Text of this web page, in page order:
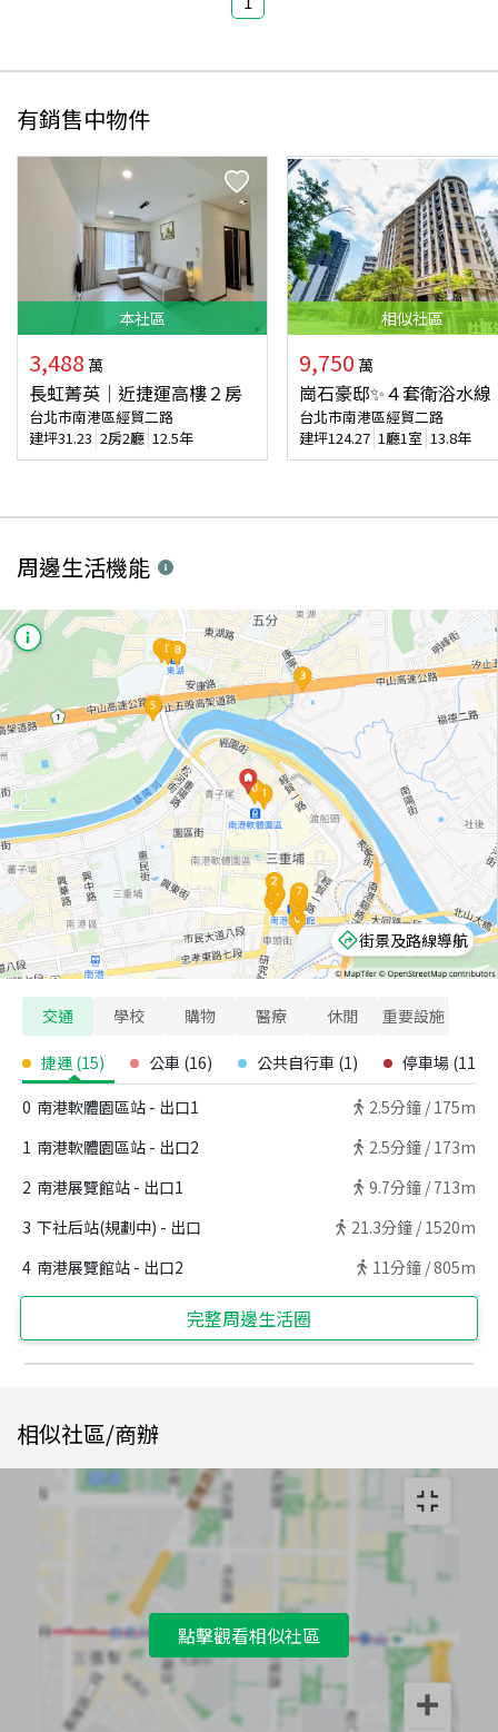
有銷售中物件
本社區
3,488 萬
長虹菁英｜近捷運高樓２房
台北市南港區經貿二路
建坪31.23 2房2廳 12.5年
相似社區
9,750 萬
崗石豪邸✨４套衛浴水線
台北市南港區經貿二路
建坪124.27 1廳1室 13.8年
周邊生活機能
街景及路線導航
交通 學校 購物 醫療 休閒 重要設施
捷運 (15) 公車 (16) 公共自行車 (1) 停車場 (11
0 南港軟體園區站 - 出口1 2.5分鐘 / 175m
1 南港軟體園區站 - 出口2 2.5分鐘 / 173m
2 南港展覽館站 - 出口1 9.7分鐘 / 713m
3 下社后站(規劃中) - 出口 21.3分鐘 / 1520m
4 南港展覽館站 - 出口2 11分鐘 /805m
完整周邊生活圈
相似社區/商辦
點擊觀看相似社區